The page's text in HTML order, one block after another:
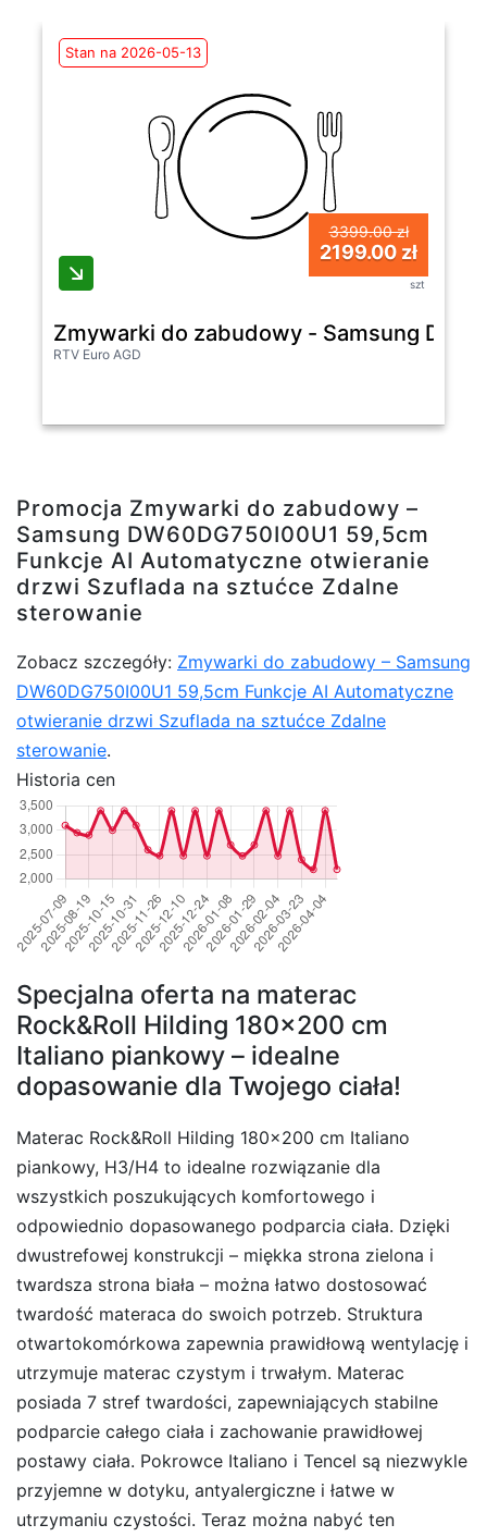
Stan na 2026-05-13
3399.00 zł
2199.00 zł
szt
Zmywarki do zabudowy - Samsung
RTV Euro AGD
Promocja Zmywarki do zabudowy –
Samsung DW60DG750I00U1 59,5cm
Funkcje AI Automatyczne otwieranie
drzwi Szuflada na sztućce Zdalne
sterowanie
Zobacz szczegóły: Zmywarki do zabudowy – Samsung
DW60DG750I00U1 59,5cm Funkcje AI Automatyczne
otwieranie drzwi Szuflada na sztućce Zdalne
sterowanie.
Historia cen
Specjalna oferta na materac
Rock&Roll Hilding 180×200 cm
Italiano piankowy – idealne
dopasowanie dla Twojego ciała!
Materac Rock&Roll Hilding 180×200 cm Italiano
piankowy, H3/H4 to idealne rozwiązanie dla
wszystkich poszukujących komfortowego i
odpowiednio dopasowanego podparcia ciała. Dzięki
dwustrefowej konstrukcji – miękka strona zielona i
twardsza strona biała – można łatwo dostosować
twardość materaca do swoich potrzeb. Struktura
otwartokomórkowa zapewnia prawidłową wentylację i
utrzymuje materac czystym i trwałym. Materac
posiada 7 stref twardości, zapewniających stabilne
podparcie całego ciała i zachowanie prawidłowej
postawy ciała. Pokrowce Italiano i Tencel są niezwykle
przyjemne w dotyku, antyalergiczne i łatwe w
utrzymaniu czystości. Teraz można nabyć ten